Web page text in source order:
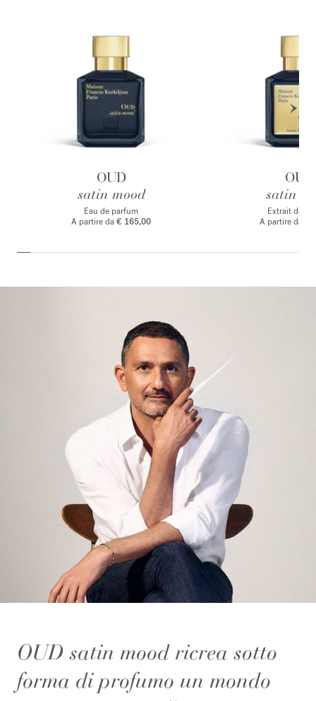
OUD
satin mood
Eau de parfum
A partire da€ 165,00
OUD
satin
Extrait de
A partire da
OUD satin mood ricrea sotto
forma di profumo un mondo